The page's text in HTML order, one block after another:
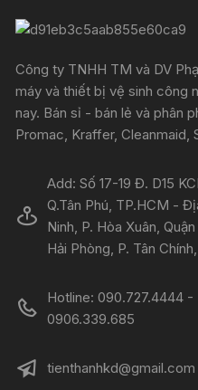
Công ty TNHH TM và DV
máy và thiết bị vệ sinh công
nay. Bán sỉ - bán lẻ và phân
Promac, Kraffer, Cleanmaid,
Add: Số 17-19 Đ. D15
Q.Tân Phú, TP.HCM -
Ninh, P. Hòa Xuân,
Hải Phòng, P. Tân
Hotline: 090.727.4444 -
0906.339.685
tienthanhkd@gmail.com